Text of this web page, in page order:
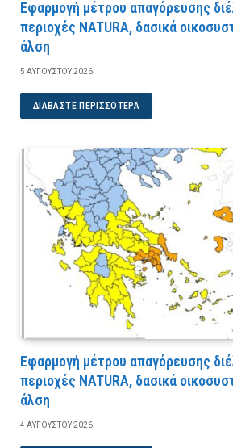
Εφαρμογή μέτρου απαγόρευσης
περιοχές NATURA, δασικά
άλση
5 ΑΥΓΟΎΣΤΟΥ 2026
ΔΙΑΒΆΣΤΕ ΠΕΡΙΣΣΌΤΕΡΑ
Εφαρμογή μέτρου απαγόρευσης
περιοχές NATURA, δασικά
άλση
4 ΑΥΓΟΎΣΤΟΥ 2026